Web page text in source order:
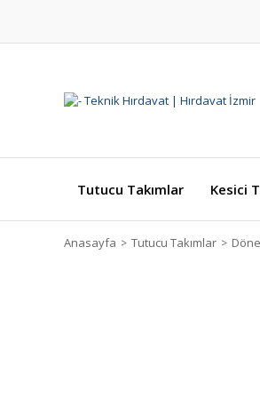
Tutucu Takımlar Kesici
Anasayfa Tutucu Takımlar